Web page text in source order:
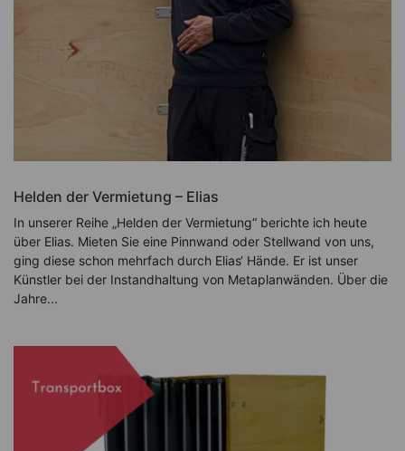
Helden der Vermietung – Elias
In unserer Reihe „Helden der Vermietung“ berichte ich heute
über Elias. Mieten Sie eine Pinnwand oder Stellwand von uns,
ging diese schon mehrfach durch Elias‘ Hände. Er ist unser
Künstler bei der Instandhaltung von Metaplanwänden. Über die
Jahre...